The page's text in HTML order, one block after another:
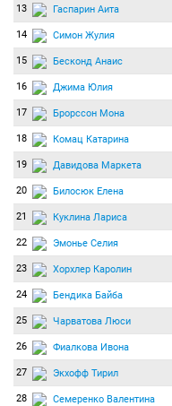
13 Гаспарин Аита
14 Симон Жулия
15 Бесконд Анаис
16 Джима Юлия
17 Брорссон Мона
18 Комац Катарина
19 Давидова Маркета
20 Билосюк Елена
21 Куклина Лариса
22 Эмонье Селия
23 Хорхлер Каролин
24 Бендика Байба
25 Чарватова Люси
26 Фиалкова Ивона
27 Экхофф Тирил
28 Семеренко Валентина